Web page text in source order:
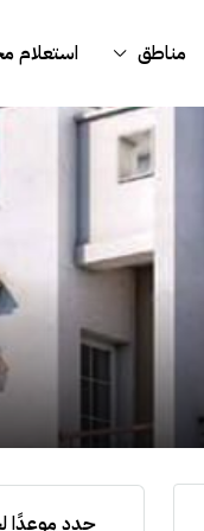
مناطق
حدد موعدًا